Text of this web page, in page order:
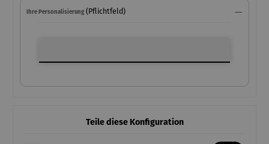
Ihre Personalisierung (Pflichtfeld)
Teile diese Konfiguration